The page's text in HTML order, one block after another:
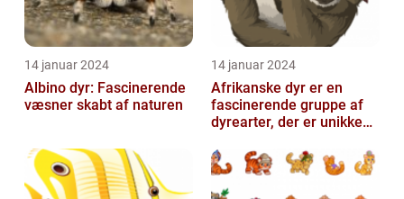
14 januar 2024
Albino dyr: Fascinerende
væsner skabt af naturen
14 januar 2024
Afrikanske dyr er en
fascinerende gruppe af
dyrearter, der er unikke
kontinent